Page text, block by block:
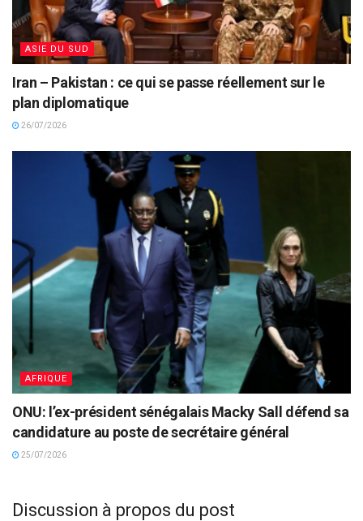
ASIE DU SUD
Iran – Pakistan : ce qui se passe réellement sur le
plan diplomatique
26/07/2026
AFRIQUE
ONU: l’ex-président sénégalais Macky Sall défend sa
candidature au poste de secrétaire général
25/07/2026
Discussion à propos du post